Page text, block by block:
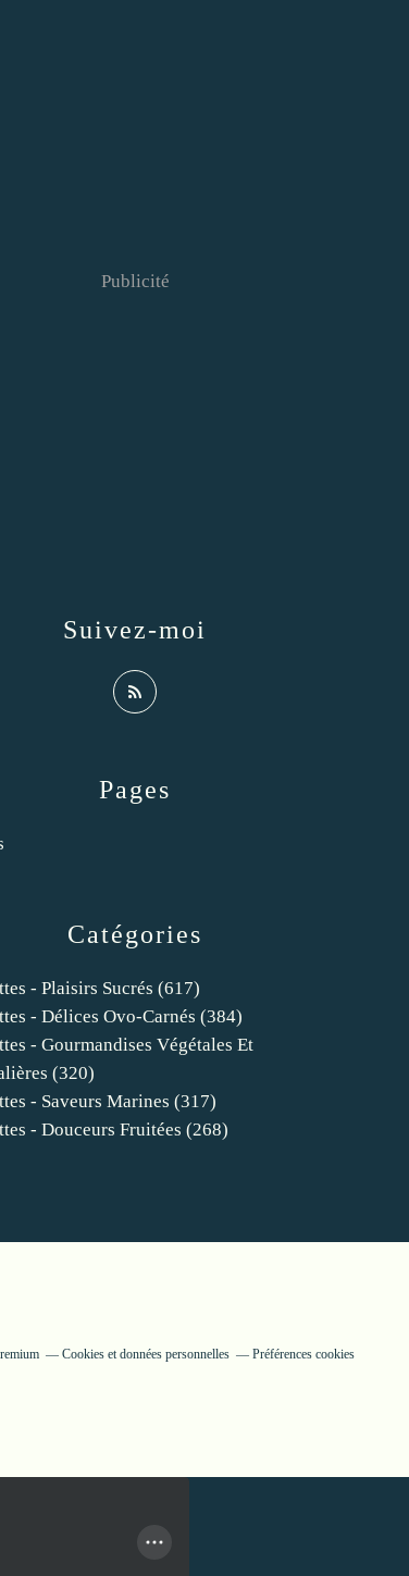
Catégories
- Plaisirs Sucrés (617)
- Délices Ovo-Carnés (384)
- Gourmandises Végétales Et
(320)
- Saveurs Marines (317)
- Douceurs Fruitées (268)
Pages
Suivez-moi
Publicité
Cookies et données personnelles Préférences cookies